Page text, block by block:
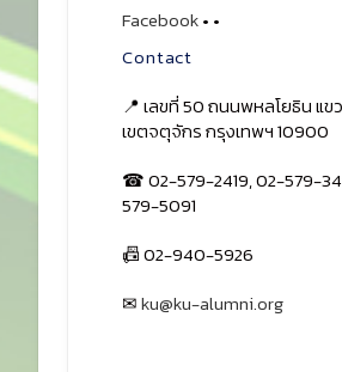
Facebook• •
Contact
📍 เลขที่ 50 ถนนพหลโยธิน แข
เขตจตุจักร กรุงเทพฯ 10900
☎ 02-579-2419, 02-579-
579-5091
📠 02-940-5926
✉ku@ku-alumni.org